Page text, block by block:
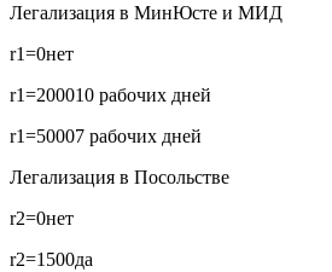
Легализация в МинЮсте и МИД
r1=0нет
r1=200010 рабочих дней
r1=50007 рабочих дней
Легализация в Посольстве
r2=0нет
r2=1500да